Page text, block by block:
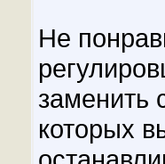
Не
заменить
которых